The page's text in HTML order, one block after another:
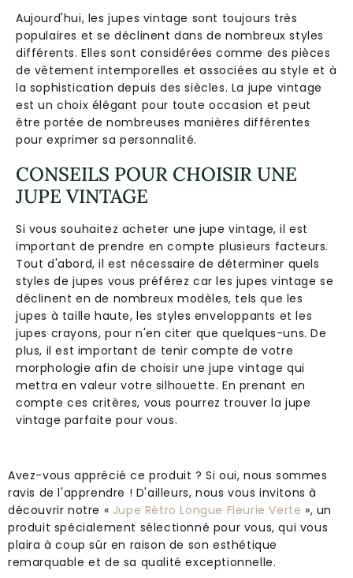
Aujourd'hui, les jupes vintage sont toujours très
populaires et se déclinent dans de nombreux styles
différents. Elles sont considérées comme des pièces
de vêtement intemporelles et associées au style et à
la sophistication depuis des siècles. La jupe vintage
est un choix élégant pour toute occasion et peut
être portée de nombreuses manières différentes
pour exprimer sa personnalité.
CONSEILS POUR CHOISIR UNE
JUPE VINTAGE
Si vous souhaitez acheter une jupe vintage, il est
important de prendre en compte plusieurs facteurs.
Tout d'abord, il est nécessaire de déterminer quels
styles de jupes vous préférez car les jupes vintage se
déclinent en de nombreux modèles, tels que les
jupes à taille haute, les styles enveloppants et les
jupes crayons, pour n'en citer que quelques-uns. De
plus, il est important de tenir compte de votre
morphologie afin de choisir une jupe vintage qui
mettra en valeur votre silhouette. En prenant en
compte ces critères, vous pourrez trouver la jupe
vintage parfaite pour vous.
Avez-vous apprécié ce produit ? Si oui, nous sommes
ravis de l'apprendre ! D'ailleurs, nous vous invitons à
découvrir notre « Jupe Rétro Longue Fleurie Verte », un
produit spécialement sélectionné pour vous, qui vous
plaira à coup sûr en raison de son esthétique
remarquable et de sa qualité exceptionnelle.